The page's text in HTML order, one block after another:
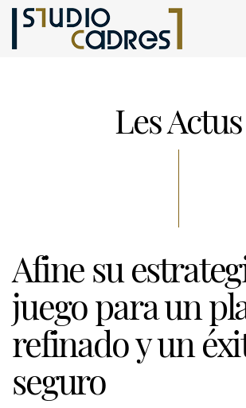
Les Actus
Afine su
juego para un
refinado y un
seguro